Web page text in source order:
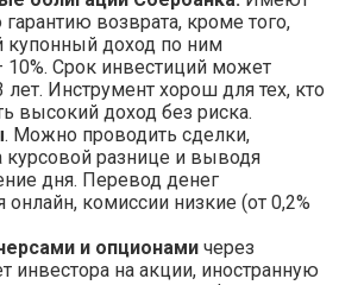
возврата, кроме того,
купонный доход по ним
Срок инвестиций может
лет. Инструмент хорош для тех, кто
высокий доход без риска.
. Можно проводить сделки,
курсовой разнице и выводя
дня. Перевод денег
онлайн, комиссии низкие (от 0,2%
и опционами через
инвестора на акции, иностранную